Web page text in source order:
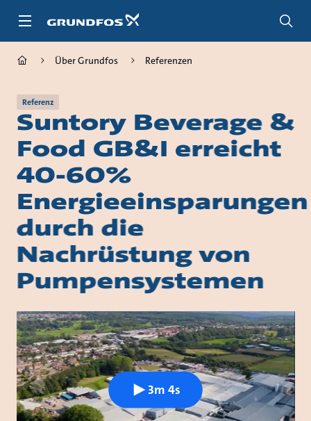
Inhalt
Über Grundfos Referenzen
Referenz
Suntory Beverage &
Food GB&I erreicht
40-60%
Energieeinsparungen
durch die
Nachrüstung von
Pumpensystemen
3m 4s